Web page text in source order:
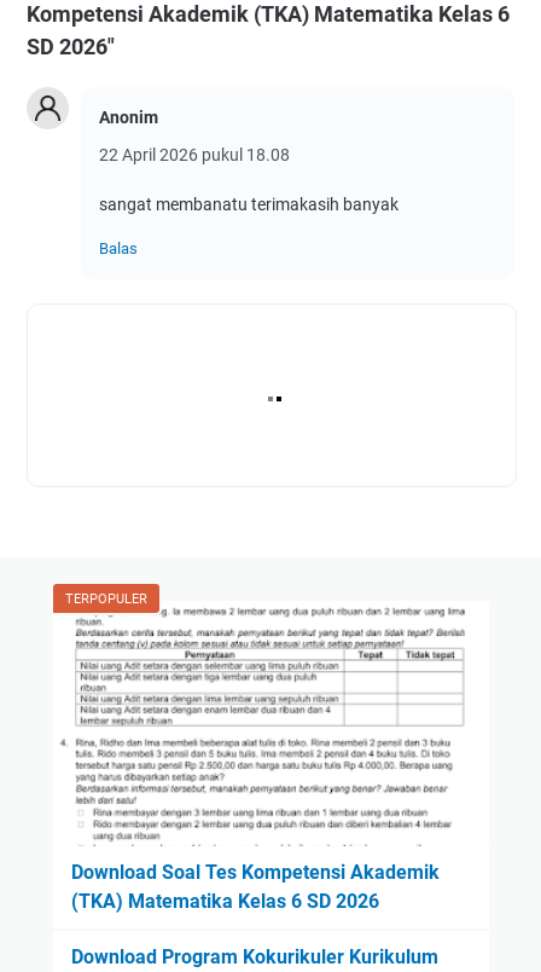
Kompetensi Akademik (TKA) Matematika Kelas 6
SD 2026"
Anonim
22 April 2026 pukul 18.08
sangat membanatu terimakasih banyak
Balas
TERPOPULER
Download Soal Tes Kompetensi Akademik
(TKA) Matematika Kelas 6 SD 2026
Download Program Kokurikuler Kurikulum